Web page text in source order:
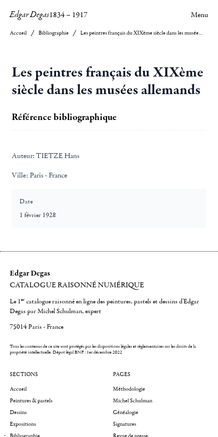
Edgar Degas1834– 1917 Menu
Accueil Bibliographie Les peintres français du XIXème siècle dans les musées allemands
Les peintres français du XIXème
siècle dans les musées allemands
Référence bibliographique
Auteur: TIETZE Hans
Ville: Paris - France
Date
1 février 1928
Edgar Degas
CATALOGUE RAISONNÉ NUMÉRIQUE
Le 1er catalogue raisonné en ligne des peintures, pastels et dessins d'Edgar
Degas par Michel Schulman, expert
75014 Paris - France
Tous les contenus de ce site sont protégés par les dispositions légales et réglementaires sur les droits de la
propriété intellectuelle.Dépot légal BNF : 1er décembre 2022
SECTIONS
Accueil
Peintures & pastels
Dessins
Expositions
PAGES
Méthodologie
Michel Schulman
Généalogie
Signatures